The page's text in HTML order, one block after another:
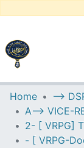
Communities
All of DSpace
Home